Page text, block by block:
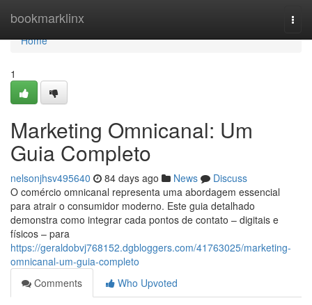
bookmarklinx
Home
Home
1
Marketing Omnicanal: Um
Guia Completo
nelsonjhsv495640 84 days ago News
Discuss
O comércio omnicanal representa uma abordagem essencial
para atrair o consumidor moderno. Este guia detalhado
demonstra como integrar cada pontos de contato – digitais e
físicos – para
https://geraldobvj768152.dgbloggers.com/41763025/marketing-
omnicanal-um-guia-completo
Comments
Who Upvoted